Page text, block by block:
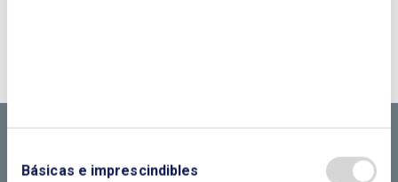
Básicas e imprescindibles
NECESITAS MÁS
INFORMACIÓN